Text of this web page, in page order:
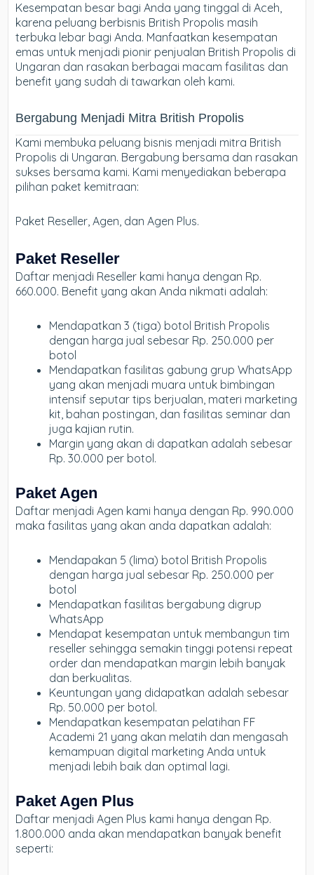
Kesempatan besar bagi Anda yang tinggal di Aceh,
karena peluang berbisnis British Propolis masih
terbuka lebar bagi Anda. Manfaatkan kesempatan
emas untuk menjadi pionir penjualan British Propolis di
Ungaran dan rasakan berbagai macam fasilitas dan
benefit yang sudah di tawarkan oleh kami.
Bergabung Menjadi Mitra British Propolis
Kami membuka peluang bisnis menjadi mitra British
Propolis di Ungaran. Bergabung bersama dan rasakan
sukses bersama kami. Kami menyediakan beberapa
pilihan paket kemitraan:
Paket Reseller, Agen, dan Agen Plus.
Paket Reseller
Daftar menjadi Reseller kami hanya dengan Rp.
660.000. Benefit yang akan Anda nikmati adalah:
Mendapatkan 3 (tiga) botol British Propolis
dengan harga jual sebesar Rp. 250.000 per
botol
Mendapatkan fasilitas gabung grup WhatsApp
yang akan menjadi muara untuk bimbingan
intensif seputar tips berjualan, materi marketing
kit, bahan postingan, dan fasilitas seminar dan
juga kajian rutin.
Margin yang akan di dapatkan adalah sebesar
Rp. 30.000 per botol.
Paket Agen
Daftar menjadi Agen kami hanya dengan Rp. 990.000
maka fasilitas yang akan anda dapatkan adalah:
Mendapakan 5 (lima) botol British Propolis
dengan harga jual sebesar Rp. 250.000 per
botol
Mendapatkan fasilitas bergabung digrup
WhatsApp
Mendapat kesempatan untuk membangun tim
reseller sehingga semakin tinggi potensi repeat
order dan mendapatkan margin lebih banyak
dan berkualitas.
Keuntungan yang didapatkan adalah sebesar
Rp. 50.000 per botol.
Mendapatkan kesempatan pelatihan FF
Academi 21 yang akan melatih dan mengasah
kemampuan digital marketing Anda untuk
menjadi lebih baik dan optimal lagi.
Paket Agen Plus
Daftar menjadi Agen Plus kami hanya dengan Rp.
1.800.000 anda akan mendapatkan banyak benefit
seperti: